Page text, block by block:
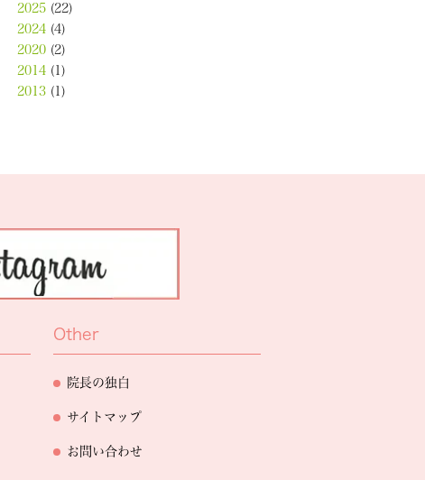
2025 (22)
2024 (4)
2020 (2)
2014 (1)
2013 (1)
Other
院長の独白
サイトマップ
お問い合わせ